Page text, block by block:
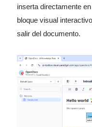
inserta directamente
bloque visual
salir del documento.